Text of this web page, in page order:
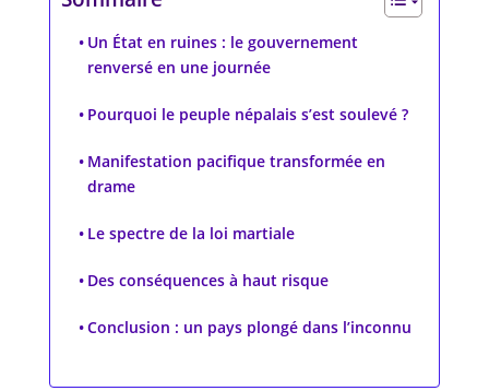
Un État en ruines : le gouvernement
renversé en une journée
Pourquoi le peuple népalais s’est soulevé ?
Manifestation pacifique transformée en
drame
Le spectre de la loi martiale
Des conséquences à haut risque
Conclusion : un pays plongé dans l’inconnu